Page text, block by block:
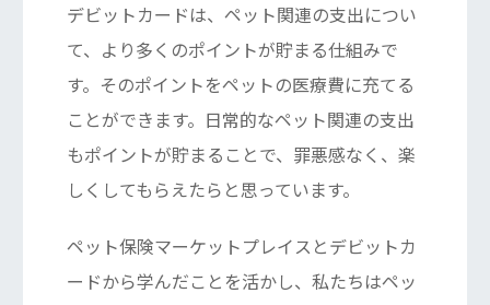
デビットカードは、ペット関連の支出につい
て、より多くのポイントが貯まる仕組みで
す。そのポイントをペットの医療費に充てる
ことができます。日常的なペット関連の支出
もポイントが貯まることで、罪悪感なく、楽
しくしてもらえたらと思っています。
ペット保険マーケットプレイスとデビットカ
ードから学んだことを活かし、私たちはペッ